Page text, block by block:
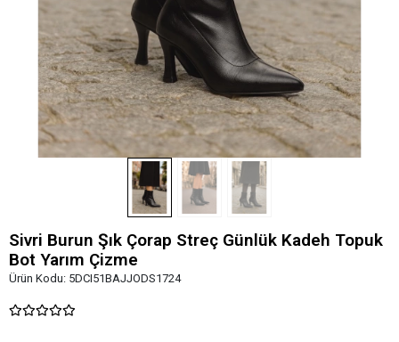
Sivri Burun Şık Çorap Streç Günlük Kadeh Topuk
Bot Yarım Çizme
Ürün Kodu: 5DCI51BAJJODS1724